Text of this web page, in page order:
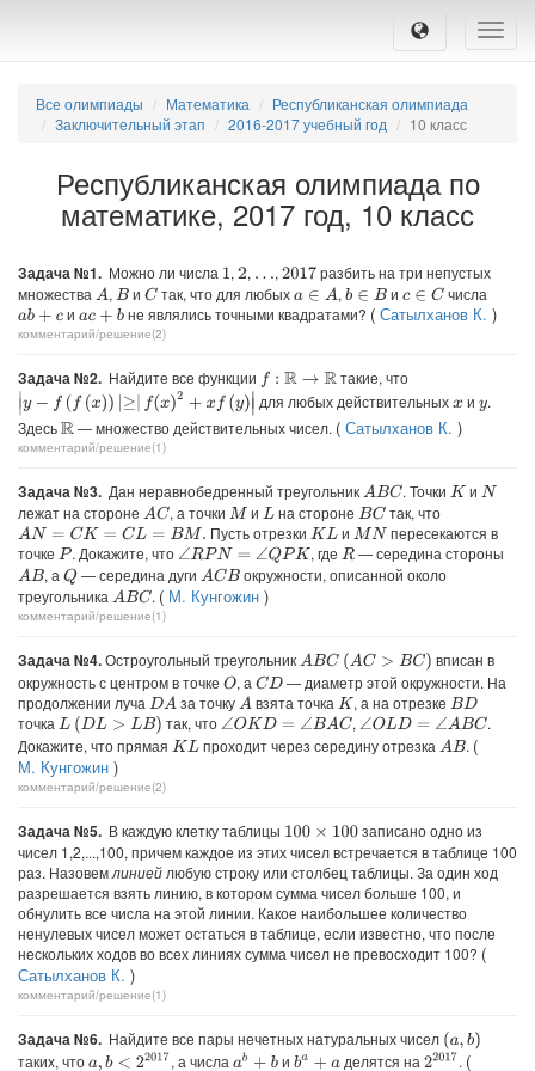
Toggle
Все олимпиады Математика
Республиканская олимпиада
Заключительный этап
2016-2017 учебный год 10 класс
Республиканская олимпиада по
математике, 2017 год, 10 класс
Задача №1. Можно ли числа 1,2,
…
, 2017разбить на три непустых
множества A , B иC так, что для любыхa∈A , b ∈B и c∈C
числа
ab +c иac+b не являлись точными квадратами? (Сатылханов К. )
комментарий/решение(2)
Задача №2. Найдите все функции f:R →R
такие, что
|y− f(f x) )|≥f(x)2 +xf(y )| для любых действительныхxи y.
ЗдесьR — множество действительных чисел. ( Сатылханов К. )
комментарий/решение(1)
Задача №3. Дан неравнобедренный треугольникABC . Точки K и N
лежат на стороне AC , а точки M и L на стороне BC так, что
AN= CK =CL= BM. Пусть отрезки KL и MN
пересекаются в
точке P. Докажите, что ∠RPN=∠Q PK , где R — середина стороны
AB , аQ— середина дуги ACB окружности, описанной около
треугольника ABC . ( М. Кунгожин )
комментарий/решение(1)
Задача №4.Остроугольный треугольникABC (AC> BC )
вписан в
окружность с центром в точке O, аCD — диаметр этой окружности. На
продолжении луча DA за точкуA взята точка K , а на отрезке BD
точка L (DL>LB) так, что ∠OKD=∠B AC , ∠OLD=∠A BC
.
Докажите, что прямая KL проходит через середину отрезка AB . (
М. Кунгожин )
комментарий/решение(2)
Задача №5. В каждую клетку таблицы 100×100
записано одно из
чисел 1,2,...,100, причем каждое из этих чисел встречается в таблице 100
раз. Назовемлинией любую строку или столбец таблицы. За один ход
разрешается взять линию, в котором сумма чисел больше 100, и
обнулить все числа на этой линии. Какое наибольшее количество
ненулевых чисел может остаться в таблице, если известно, что после
нескольких ходов во всех линиях сумма чисел не превосходит 100? (
Сатылханов К. )
комментарий/решение(1)
Задача №6. Найдите все пары нечетных натуральных чисел (a,b)
таких, чтоa,b< 22017 , а числаab +b иba +a делятся на 22017. (